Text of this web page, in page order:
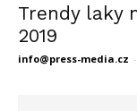
Trendy laky
2019
info@press-media.cz -